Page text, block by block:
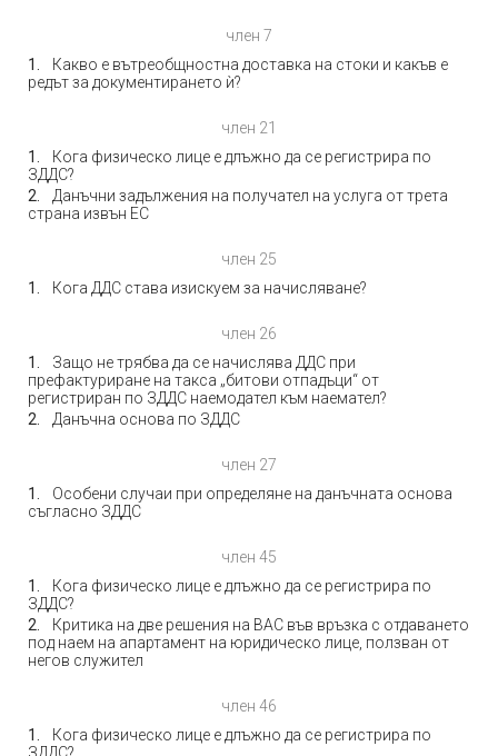
член 7
Какво е вътреобщностна доставка на стоки и какъв е
редът за документирането ѝ?
член 21
Кога физическо лице е длъжно да се регистрира по
ЗДДС?
Данъчни задължения на получател на услуга от трета
страна извън ЕС
член 25
Кога ДДС става изискуем за начисляване?
член 26
Защо не трябва да се начислява ДДС при
префактуриране на такса „битови отпадъци“ от
регистриран по ЗДДС наемодател към наемател?
Данъчна основа по ЗДДС
член 27
Особени случаи при определяне на данъчната основа
съгласно ЗДДС
член 45
Кога физическо лице е длъжно да се регистрира по
ЗДДС?
Критика на две решения на ВАС във връзка с отдаването
под наем на апартамент на юридическо лице, ползван от
негов служител
член 46
Кога физическо лице е длъжно да се регистрира по